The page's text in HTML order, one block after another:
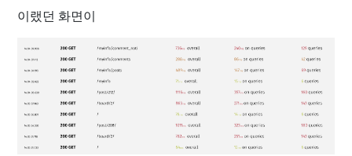
이랬던 화면이